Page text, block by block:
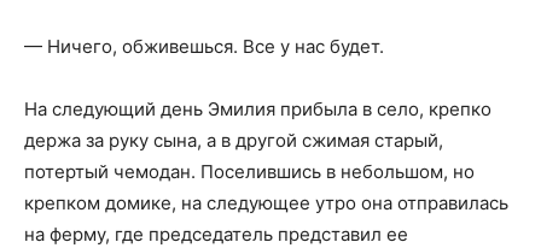
— Ничего, обживешься. Все у нас будет.
На следующий день Эмилия прибыла в село, крепко
держа за руку сына, а в другой сжимая старый,
потертый чемодан. Поселившись в небольшом, но
крепком домике, на следующее утро она отправилась
на ферму, где председатель представил ее